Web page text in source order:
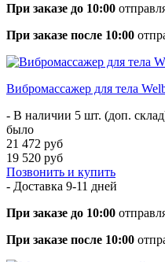
При заказе до 10:00
При заказе после 10:00
Вибромассажер для тела
- В наличии 5 шт. (доп.
было
21 472 руб
19 520 руб
Позвонить и купить
- Доставка 9-11 дней
При заказе до 10:00
При заказе после 10:00